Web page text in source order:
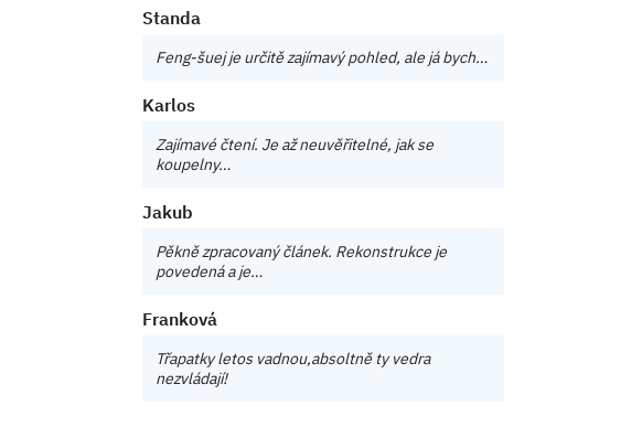
Standa
Feng-šuej je určitě zajímavý pohled, ale já bych…
Karlos
Zajímavé čtení. Je až neuvěřitelné, jak se
koupelny…
Jakub
Pěkně zpracovaný článek. Rekonstrukce je
povedená a je…
Franková
Třapatky letos vadnou,absoltně ty vedra
nezvládají!